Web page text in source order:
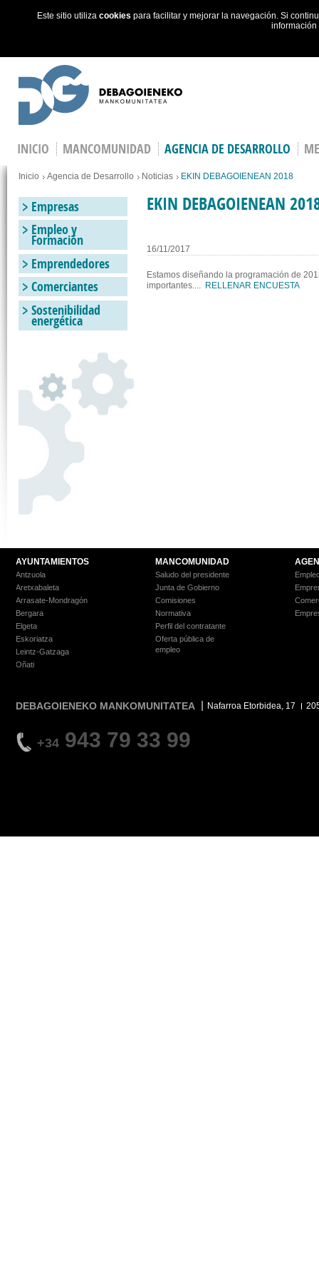
Este sitio utiliza cookies para facilitar y mejorar la navegación. Si
INICIO MANCOMUNIDAD AGENCIA DE DESARROLLO
Estás en
Inicio Agencia de Desarrollo Noticias EKIN DEBAGOIENEAN 2018
EKIN DEBAGOIENEAN
16/11/2017
Estamos diseñando la programación de
importantes.... RELLENAR ENCUESTA
Empresas
Empleo y
Formación
Emprendedores
Comerciantes
Sostenibilidad
energética
AYUNTAMIENTOS
Antzuola
Aretxabaleta
Arrasate-Mondragón
Bergara
Elgeta
Eskoriatza
Leintz-Gatzaga
Oñati
MANCOMUNIDAD
Saludo del presidente
Junta de Gobierno
Comisiones
Normativa
Perfil del contratante
Oferta pública de
empleo
DEBAGOIENEKO MANKOMUNITATEA Nafarroa Etorbidea, 17
+34 943 79 33 99